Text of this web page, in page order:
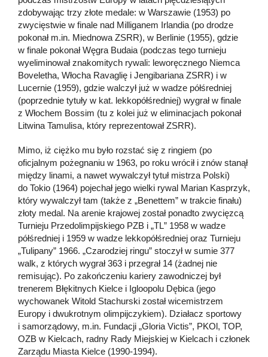
zdobywając trzy złote medale: w Warszawie (1953) po
zwycięstwie w finale nad Milliganem Irlandia (po drodze
pokonał m.in. Miednowa ZSRR), w Berlinie (1955), gdzie
w finale pokonał Węgra Budaia (podczas tego turnieju
wyeliminował znakomitych rywali: leworęcznego Niemca
Boveletha, Włocha Ravaglię i Jengibariana ZSRR) i w
Lucernie (1959), gdzie walczył już w wadze półśredniej
(poprzednie tytuły w kat. lekkopółśredniej) wygrał w finale
z Włochem Bossim (tu z kolei już w eliminacjach pokonał
Litwina Tamulisa, który reprezentował ZSRR).
Mimo, iż ciężko mu było rozstać się z ringiem (po
oficjalnym pożegnaniu w 1963, po roku wrócił i znów stanął
między linami, a nawet wywalczył tytuł mistrza Polski)
do Tokio (1964) pojechał jego wielki rywal Marian Kasprzyk,
który wywalczył tam (także z „Benettem” w trakcie finału)
złoty medal. Na arenie krajowej został ponadto zwycięzcą
Turnieju Przedolimpijskiego PZB i „TL” 1958 w wadze
półśredniej i 1959 w wadze lekkopółśredniej oraz Turnieju
„Tulipany” 1966. „Czarodziej ringu” stoczył w sumie 377
walk, z których wygrał 363 i przegrał 14 (żadnej nie
remisując). Po zakończeniu kariery zawodniczej był
trenerem Błękitnych Kielce i Igloopolu Dębica (jego
wychowanek Witold Stachurski został wicemistrzem
Europy i dwukrotnym olimpijczykiem). Działacz sportowy
i samorządowy, m.in. Fundacji „Gloria Victis”, PKOl, TOP,
OZB w Kielcach, radny Rady Miejskiej w Kielcach i członek
Zarządu Miasta Kielce (1990-1994).